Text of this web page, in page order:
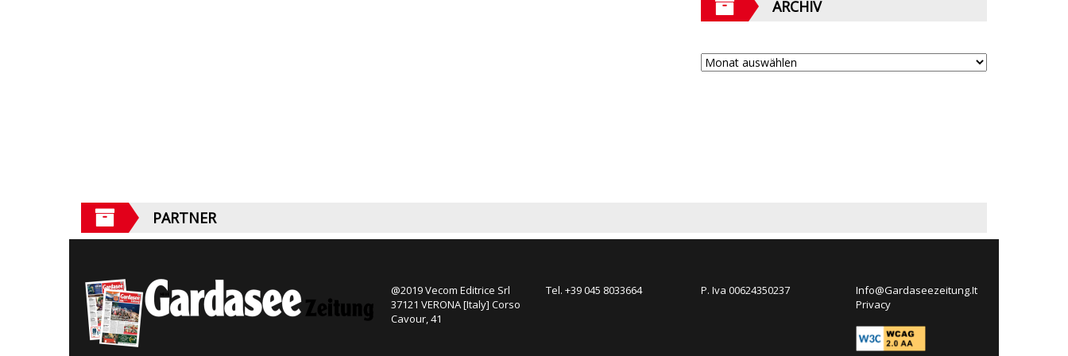
ARCHIV
PARTNER
@2019 Vecom Editrice Srl
37121 VERONA [Italy] Corso
Cavour, 41
Tel. +39 045 8033664 P. Iva 00624350237
Info@Gardaseezeitung.It
Privacy